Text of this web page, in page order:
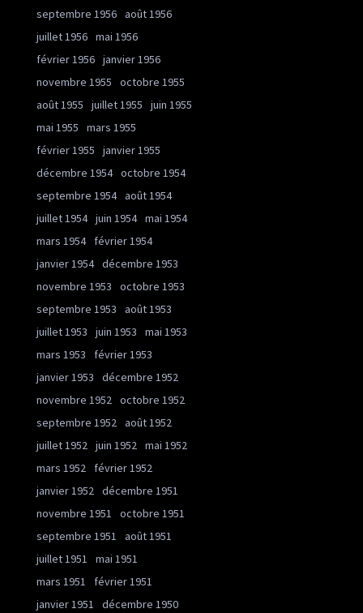
septembre 1956 août 1956
juillet 1956 mai 1956
février 1956 janvier 1956
novembre 1955
octobre 1955
août 1955
juillet 1955
juin 1955
mai 1955
mars 1955
février 1955
janvier 1955
décembre 1954 octobre 1954
septembre 1954 août 1954
juillet 1954 juin 1954 mai 1954
mars 1954
février 1954
janvier 1954 décembre 1953
novembre 1953
octobre 1953
septembre 1953
août 1953
juillet 1953
juin 1953
mai 1953
mars 1953
février 1953
janvier 1953
décembre 1952
novembre 1952 octobre 1952
septembre 1952 août 1952
juillet 1952 juin 1952 mai 1952
mars 1952
février 1952
janvier 1952 décembre 1951
novembre 1951
octobre 1951
septembre 1951
août 1951
juillet 1951
mai 1951
mars 1951
février 1951
janvier 1951
décembre 1950